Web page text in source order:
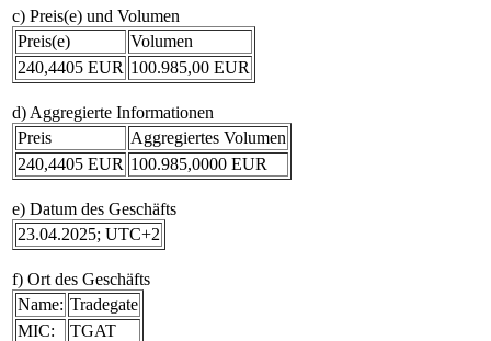
c) Preis(e) und Volumen
Preis(e)
Volumen
240,4405 EUR 100.985,00 EUR
d) Aggregierte Informationen
Preis
Aggregiertes Volumen
240,4405 EUR 100.985,0000 EUR
e) Datum des Geschäfts
23.04.2025; UTC+2
f) Ort des Geschäfts
Name: Tradegate
MIC:
TGAT